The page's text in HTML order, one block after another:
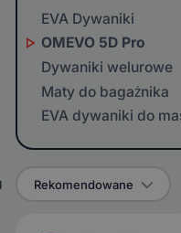
EVA Dywaniki
OMEVO 5D Pro
Dywaniki welurowe
Maty do bagażnika
EVA dywaniki do
Rekomendowane